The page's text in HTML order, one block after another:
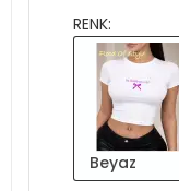
RENK:
Beyaz